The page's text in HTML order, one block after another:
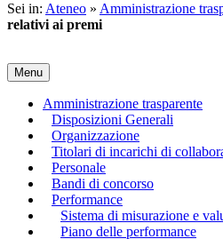
Sei in: Ateneo » Amministrazione
relativi ai premi
Menu
Amministrazione trasparente
Disposizioni Generali
Organizzazione
Titolari di incarichi di
Personale
Bandi di concorso
Performance
Sistema di misurazione e
Piano delle performance